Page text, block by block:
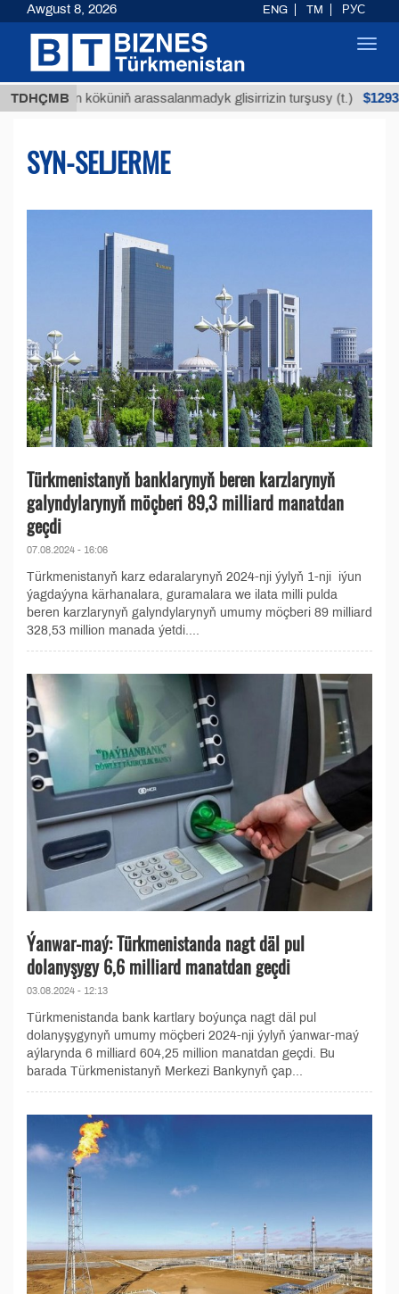
TDHÇMB
köküniň arassalanmadyk glisirrizin turşusy (t.) $12935,18
SYN-SELJERME
Türkmenistanyň banklarynyň beren karzlarynyň
galyndylarynyň möçberi 89,3 milliard manatdan
geçdi
07.08.2024 - 16:06
Türkmenistanyň karz edaralarynyň 2024-nji ýylyň 1-nji iýun
ýagdaýyna kärhanalara, guramalara we ilata milli pulda
beren karzlarynyň galyndylarynyň umumy möçberi 89 milliard
328,53 million manada ýetdi....
Ýanwar-maý: Türkmenistanda nagt däl pul
dolanyşygy 6,6 milliard manatdan geçdi
03.08.2024 - 12:13
Türkmenistanda bank kartlary boýunça nagt däl pul
dolanyşygynyň umumy möçberi 2024-nji ýylyň ýanwar-maý
aýlarynda 6 milliard 604,25 million manatdan geçdi. Bu
barada Türkmenistanyň Merkezi Bankynyň çap...
Awgust 8, 2026 ENG TM РУС